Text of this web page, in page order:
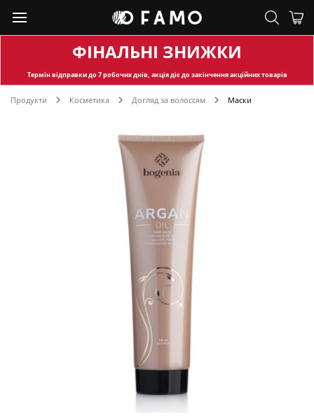
ФІНАЛЬНІ ЗНИЖКИ
Термін відправкидо 7 робочих днів, акція діє до закінчення акційних товарів
Продукти Косметика Догляд за волоссям Маски